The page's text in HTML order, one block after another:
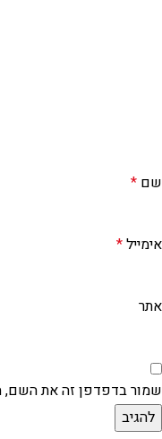
שם *
אימייל*
אתר
שמור בדפדפן זה את השם,